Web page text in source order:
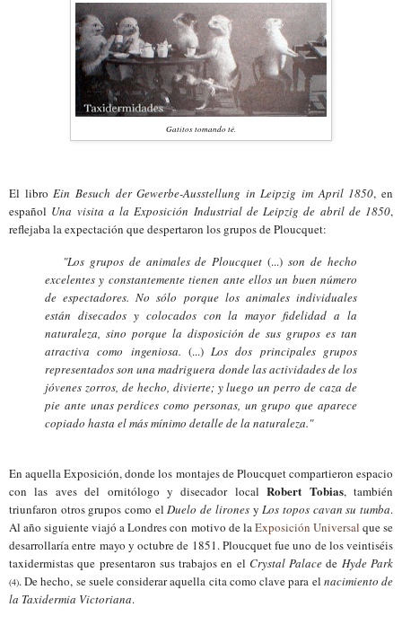
Gatitos tomando té
El libroEin Besuch der Gewerbe-Ausstellung in Leipzig im April 1850, en
español Una visita a la Exposición Industrial de Leipzig de abril de 1850,
reflejaba la expectación que despertaron los grupos de Ploucquet:
"Los grupos de animales de Ploucquet(...) son de hecho
excelentes y constantemente tienen ante ellos un buen número
de espectadores. No sólo porque los animales individuales
están disecados y colocados con la mayor fidelidad a la
naturaleza, sino porque la disposición de sus grupos es tan
atractiva como ingeniosa. (...)Los dos principales grupos
representados son una madriguera donde las actividades de los
jóvenes zorros, de hecho, divierte; y luego un perro de caza de
pie ante unas perdices como personas, un grupo que aparece
copiado hasta el más mínimo detalle de la naturaleza."
En aquellaExposición, donde los montajes de Ploucquet compartieron espacio
con las aves del ornitólogo y disecador localRobert Tobias, también
triunfaron otros grupos como elDuelo de lironesyLos topos cavan su tumba.
Al año siguiente viajóaLondres con motivo de laExposición Universal que se
desarrollaríaentre mayo y octubre de 1851. Ploucquet fue uno de los veintiséis
taxidermistas que presentaron sus trabajos en el Crystal Palace de Hyde Park
(4). De hecho, se suele considerar aquella cita como clave para el nacimiento de
la Taxidermia Victoriana.